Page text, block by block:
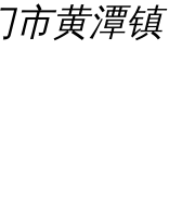
市黄潭镇